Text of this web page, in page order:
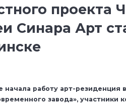
проекта
Синара Арт
начала работу арт-резиденция
завода», участники